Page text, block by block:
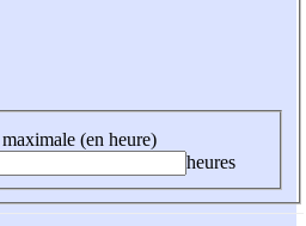
(en heure)
heures